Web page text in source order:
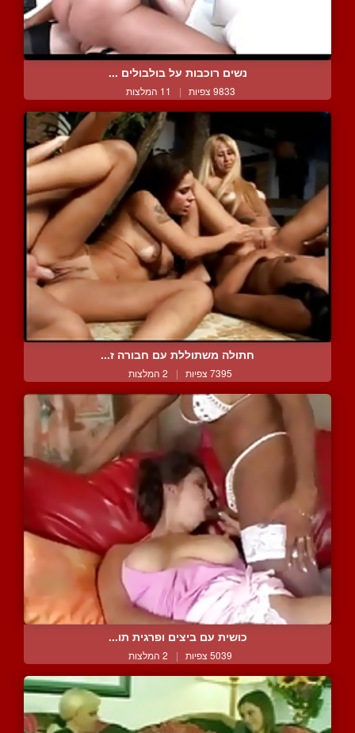
נשים רוכבות על בולבולים ...
9833 צפיות | 11 המלצות
חתולה משתוללת עם חבורה ז...
7395 צפיות | 2 המלצות
כושית עם ביצים ופרגית תו...
5039 צפיות | 2 המלצות